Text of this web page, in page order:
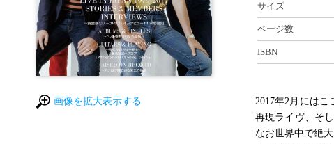
画像を拡大表示する
サイズ
ページ数
ISBN
2017年2月には
再現ライヴ、そ
なお世界中で絶